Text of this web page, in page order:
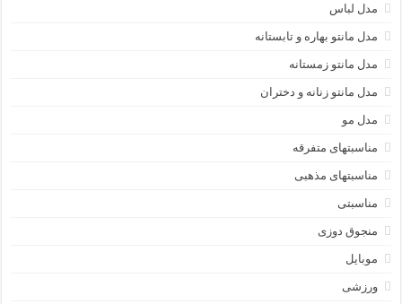
مدل لباس
مدل مانتو بهاره و تابستانه
مدل مانتو زمستانه
مدل مانتو زنانه و دختران
مدل مو
مناسبتهای متفرقه
مناسبتهای مذهبی
مناسبتی
منجوق دوزی
موبایل
ورزشی